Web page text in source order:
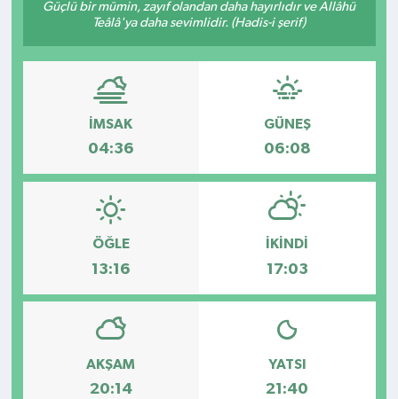
Güçlü bir mümin, zayıf olandan daha hayırlıdır ve Allâhü
Teâlâ'ya daha sevimlidir. (Hadis-i şerif)
İMSAK
04:36
GÜNEŞ
06:08
ÖĞLE
13:16
İKINDI
17:03
AKŞAM
20:14
YATSI
21:40
Kültür - Sanat